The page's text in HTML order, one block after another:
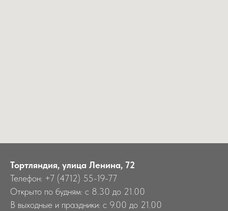
Тортляндия, улица Ленина, 72
Телефон: +7 (4712) 55-19-77
Открыто по будням: с 8.30 до 21.00
В выходные и праздники: с 9.00 до 21.00